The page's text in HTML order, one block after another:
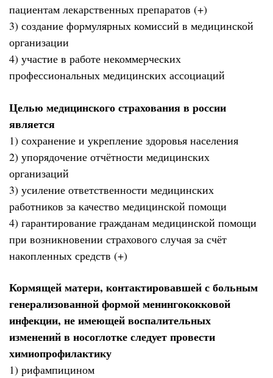
пациентам лекарственных препаратов (+)
3) создание формулярных комиссий в медицинской
организации
4) участие в работе некоммерческих
профессиональных медицинских ассоциаций
Целью медицинского страхования в россии
является
1) сохранение и укрепление здоровья населения
2) упорядочение отчётности медицинских
организаций
3) усиление ответственности медицинских
работников за качество медицинской помощи
4) гарантирование гражданам медицинской помощи
при возникновении страхового случая за счёт
накопленных средств (+)
Кормящей матери, контактировавшей с больным
генерализованной формой менингококковой
инфекции, не имеющей воспалительных
изменений в носоглотке следует провести
химиопрофилактику
1) рифампицином